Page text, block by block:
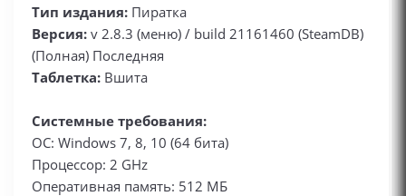
Тип издания: Пиратка
Версия: v 2.8.3 (меню) / build 21161460 (SteamDB)
(Полная) Последняя
Таблетка: Вшита
Системные требования:
ОС: Windows 7, 8, 10 (64 бита)
Процессор: 2 GHz
Оперативная память: 512 МБ